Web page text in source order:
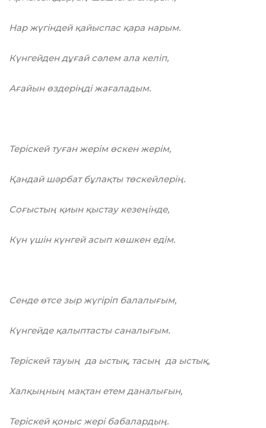
Нар жүгіндей қайыспас қара нарым.
Күнгейден дұғай сәлем ала келіп,
Ағайын өздеріңді жағаладым.
Теріскей туған жерім өскен жерім,
Қандай шәрбат бұлақты төскейлерің.
Соғыстың қиын қыстау кезеңінде,
Күн үшін күнгей асып көшкен едім.
Сенде өтсе зыр жүгіріп балалығым,
Күнгейде қалыптасты саналығым.
Теріскей тауың да ыстық, тасың да ыстық,
Халқыңның мақтан етем даналығын,
Теріскей қоныс жері бабалардың.